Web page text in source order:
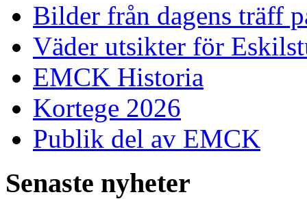
Bilder från dagens träff
Väder utsikter för
EMCK Historia
Kortege 2026
Publik del av EMCK
Senaste nyheter